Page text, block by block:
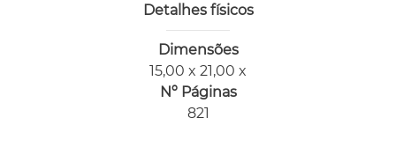
Detalhes físicos
Dimensões
15,00 x 21,00 x
Nº Páginas
821